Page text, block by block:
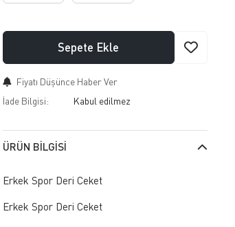
Sepete Ekle
Fiyatı Düşünce Haber Ver
İade Bilgisi:
ÜRÜN BILGISI
Erkek Spor Deri Ceket
Erkek Spor Deri Ceket